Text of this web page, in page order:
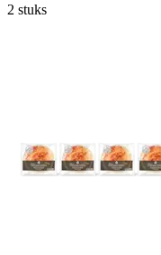
2 stuks